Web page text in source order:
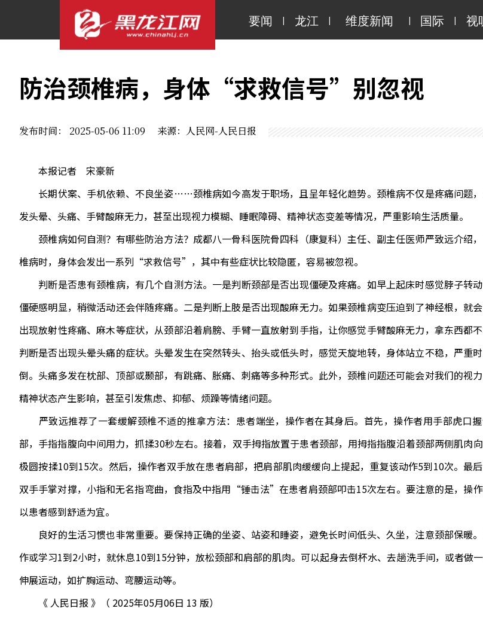
要闻 | 龙江 | 维度新闻 | 国际 | 视
防治颈椎病，身体“求救信号”别忽视
发布时间： 2025-05-06 11:09 来源：人民网-人民日报
本报记者 宋豪新
长期伏案、手机依赖、不良坐姿……颈椎病如今高发于职场，且呈年轻化趋势。颈椎病不仅是疼痛问题
发头晕、头痛、手臂酸麻无力，甚至出现视力模糊、睡眠障碍、精神状态变差等情况，严重影响生活质量。
颈椎病如何自测？有哪些防治方法？成都八一骨科医院骨四科（康复科）主任、副主任医师严致远介绍
椎病时，身体会发出一系列“求救信号”，其中有些症状比较隐匿，容易被忽视。
判断是否患有颈椎病，有几个自测方法。一是判断颈部是否出现僵硬及疼痛。如早上起床时感觉脖子转动
僵硬感明显，稍微活动还会伴随疼痛。二是判断上肢是否出现酸麻无力。如果颈椎病变压迫到了神经根，就
出现放射性疼痛、麻木等症状，从颈部沿着肩膀、手臂一直放射到手指，让你感觉手臂酸麻无力，拿东西都
判断是否出现头晕头痛的症状。头晕发生在突然转头、抬头或低头时，感觉天旋地转，身体站立不稳，严重
倒。头痛多发在枕部、顶部或颞部，有跳痛、胀痛、刺痛等多种形式。此外，颈椎问题还可能会对我们的视
精神状态产生影响，甚至引发焦虑、抑郁、烦躁等情绪问题。
严致远推荐了一套缓解颈椎不适的推拿方法：患者端坐，操作者在其身后。首先，操作者用手部虎口
部，手指指腹向中间用力，抓揉30秒左右。接着，双手拇指放置于患者颈部，用拇指指腹沿着颈部两侧肌肉
极圆按揉10到15次。然后，操作者双手放在患者肩部，把肩部肌肉缓缓向上提起，重复该动作5到10次。最
双手手掌对撑，小指和无名指弯曲，食指及中指用“锤击法”在患者肩颈部叩击15次左右。要注意的是，操
以患者感到舒适为宜。
良好的生活习惯也非常重要。要保持正确的坐姿、站姿和睡姿，避免长时间低头、久坐，注意颈部保暖
作或学习1到2小时，就休息10到15分钟，放松颈部和肩部的肌肉。可以起身去倒杯水、去趟洗手间，或者做
伸展运动，如扩胸运动、弯腰运动等。
《 人民日报 》（ 2025年05月06日 13 版）